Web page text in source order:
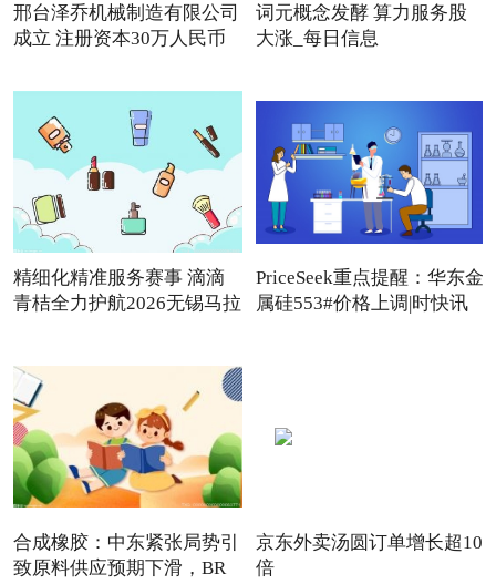
邢台泽乔机械制造有限公司
成立 注册资本30万人民币
词元概念发酵 算力服务股
大涨_每日信息
精细化精准服务赛事 滴滴
青桔全力护航2026无锡马拉
PriceSeek重点提醒：华东金
属硅553#价格上调|时快讯
合成橡胶：中东紧张局势引
致原料供应预期下滑，BR
京东外卖汤圆订单增长超10
倍